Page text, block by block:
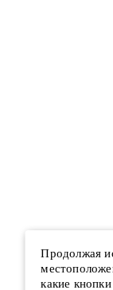
Продолжая
какие